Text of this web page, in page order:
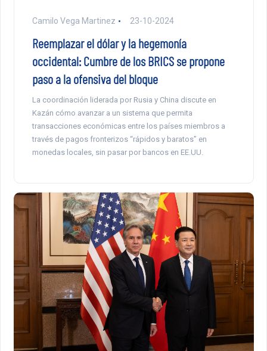
Camilo Vega Martinez 23-10-2024
Reemplazar el dólar y la hegemonía
occidental: Cumbre de los BRICS se propone
paso a la ofensiva del bloque
La coordinación liderada por Rusia y China discute en
Kazán cómo avanzar a un sistema que permita
transacciones económicas entre los países miembros a
través de pagos fronterizos “rápidos y baratos” en
monedas locales, sin pasar por bancos en EE.UU.